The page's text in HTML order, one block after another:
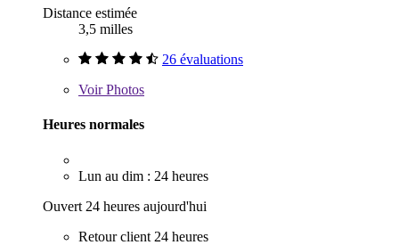
Distance estimée
3,5 milles
26 évaluations
VoirPhotos
Heures normales
Lun au dim : 24 heures
Ouvert 24 heures aujourd'hui
Retour client 24 heures